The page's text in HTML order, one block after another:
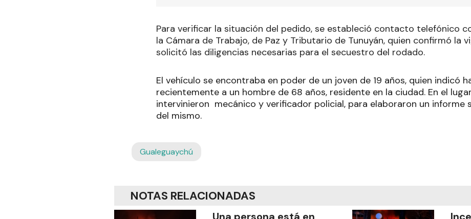
Para verificar la situación del pedido, se estableció contacto telefónico
la Cámara de Trabajo, de Paz y Tributario de Tunuyán, quien confirmó la
solicitó las diligencias necesarias para el secuestro del rodado.
El vehículo se encontraba en poder de un joven de 19 años, quien indicó
recientemente a un hombre de 68 años, residente en la ciudad. En el
intervinieron mecánico y verificador policial, para elaboraron un informe
del mismo.
Gualeguaychú
NOTAS RELACIONADAS
Una persona está en